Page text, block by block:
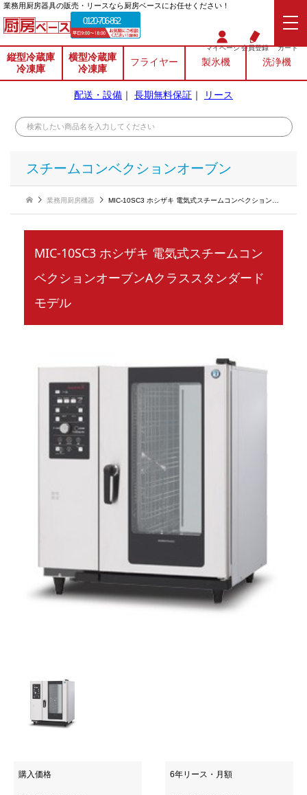
業務⽤厨房器具の販売・リースなら厨房ベースにお任せください！
0120-706-862
マイページ会員登録 カート
縦型冷蔵庫
冷凍庫
横型冷蔵庫
冷凍庫
フライヤー 製氷機 洗浄機
配送・設備 ｜ 長期無料保証 ｜ リース
スチームコンベクションオーブン
業務用厨房機器 MIC-10SC3 ホシザキ 電気式スチームコンベクションオーブンAクラススタンダードモデル
MIC-10SC3 ホシザキ 電気式スチームコン
ベクションオーブンAクラススタンダード
モデル
購入価格 6年リース・月額